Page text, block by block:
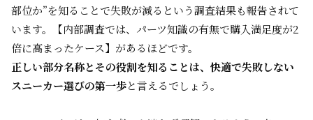
部位か”を知ることで失敗が減るという調査結果も報告されて
います。【内部調査では、パーツ知識の有無で購入満足度が2
倍に高まったケース】があるほどです。
正しい部分名称とその役割を知ることは、快適で失敗しない
スニーカー選びの第一歩と言えるでしょう。